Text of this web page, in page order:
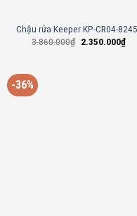
Chậu rửa Keeper KP-CR04-
3.860.000₫ 2.350.000₫
-36%